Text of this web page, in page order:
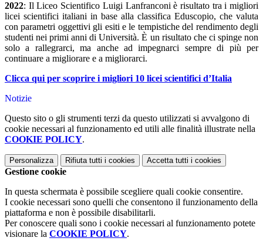
2022: Il Liceo Scientifico Luigi Lanfranconi è risultato tra i migliori
licei scientifici italiani in base alla classifica Eduscopio, che valuta
con parametri oggettivi gli esiti e le tempistiche del rendimento degli
studenti nei primi anni di Università. È un risultato che ci spinge non
solo a rallegrarci, ma anche ad impegnarci sempre di più per
continuare a migliorare e a migliorarci.
Clicca qui per scoprire i migliori 10 licei scientifici d’Italia
Notizie
Questo sito o gli strumenti terzi da questo utilizzati si avvalgono di
cookie necessari al funzionamento ed utili alle finalità illustrate nella
COOKIE POLICY.
Personalizza Rifiuta tutti i cookies Accetta tutti i cookies
Gestione cookie
In questa schermata è possibile scegliere quali cookie consentire.
I cookie necessari sono quelli che consentono il funzionamento della
piattaforma e non è possibile disabilitarli.
Per conoscere quali sono i cookie necessari al funzionamento potete
visionare la COOKIE POLICY.